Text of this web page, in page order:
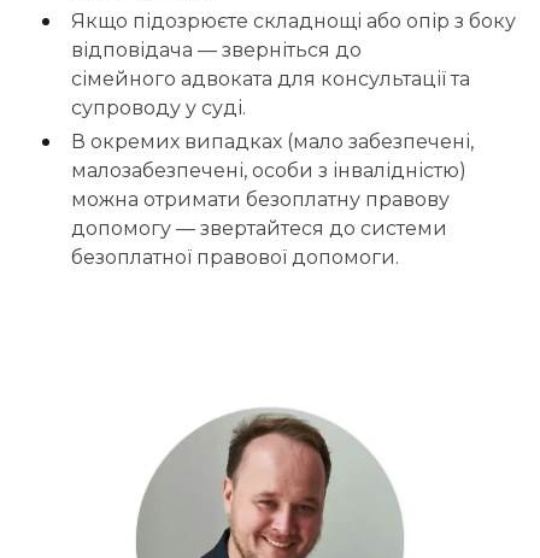
Якщо підозрюєте складнощі або опір з боку
відповідача — зверніться до
сімейного адвоката для консультації та
супроводу у суді.
В окремих випадках (мало забезпечені,
малозабезпечені, особи з інвалідністю)
можна отримати безоплатну правову
допомогу — звертайтеся до системи
безоплатної правової допомоги.